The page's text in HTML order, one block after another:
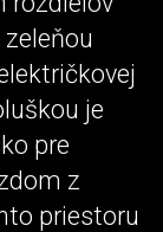
je
pre
z
priestoru